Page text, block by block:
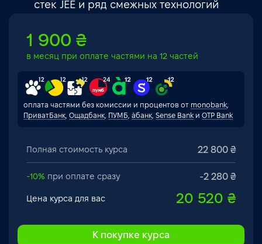
стек JEE и ряд смежных технологий
1 900 ₴
в месяц при оплате частями на 12 частей
оплата частями без комиссии и процентов от monobank
ПриватБанк Ощадбанк ПУМБ àбанк Sense Bank и OTP Bank
Полная стоимость курса 22 800 ₴
-10% при оплате сразу -2 280 ₴
Цена курса для вас 20 520 ₴
К покупке курса